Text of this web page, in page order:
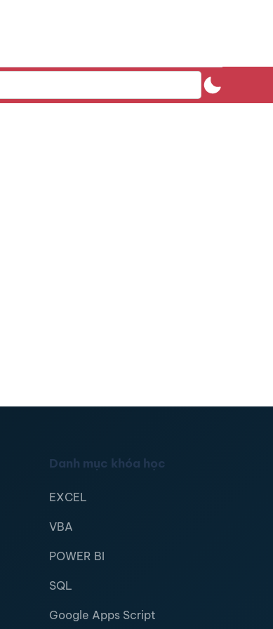
Danh mục khóa học
EXCEL
VBA
POWER BI
SQL
Google Apps Script